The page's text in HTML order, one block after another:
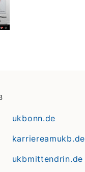
ukbonn.de
karriereamukb.de
ukbmittendrin.de